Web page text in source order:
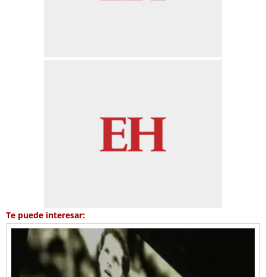
Te puede interesar: